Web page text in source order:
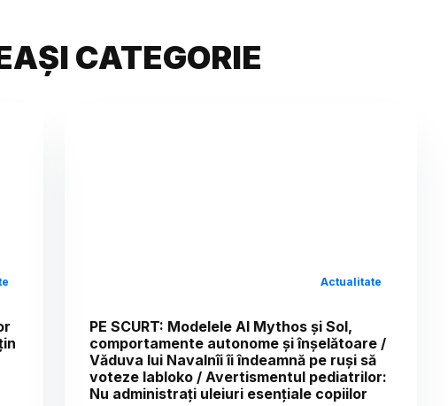
CATEGORIE
Actualitate
PE SCURT: Modelele AI Mythos și Sol,
comportamente autonome și înșelătoare /
Văduva lui Navalnîi îi îndeamnă pe ruși să
voteze Iabloko / Avertismentul pediatrilor:
Nu administrați uleiuri esențiale copiilor